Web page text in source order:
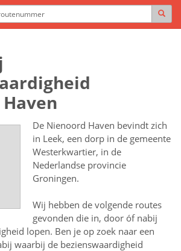
De Nienoord Haven bevindt zich
in Leek, een dorp in de gemeente
Westerkwartier, in de
Nederlandse provincie
Groningen.
Wij hebben de volgende routes
gevonden die in, door óf nabij
lopen. Ben je op zoek naar een
waarbij de bezienswaardigheid